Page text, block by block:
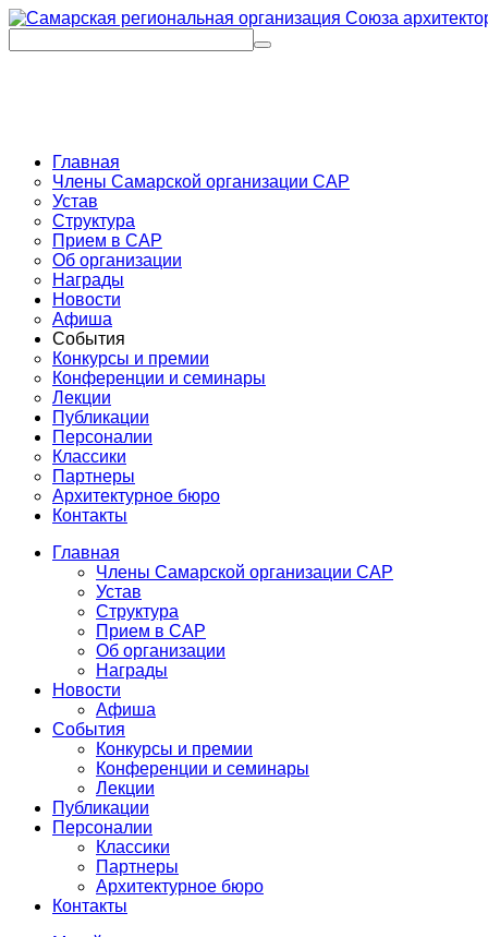
Главная
Члены Самарской организации САР
Устав
Структура
Прием в САР
Об организации
Награды
Новости
Афиша
События
Конкурсы и премии
Конференции и семинары
Лекции
Публикации
Персоналии
Классики
Партнеры
Архитектурное бюро
Контакты
Главная
Члены Самарской организации САР
Устав
Структура
Прием в САР
Об организации
Награды
Новости
Афиша
События
Конкурсы и премии
Конференции и семинары
Лекции
Публикации
Персоналии
Классики
Партнеры
Архитектурное бюро
Контакты